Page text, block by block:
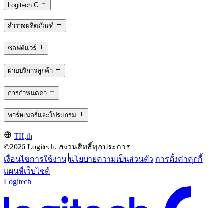
Logitech G
สำรวจผลิตภัณฑ์
ซอฟต์แวร์
ฝ่ายบริการลูกค้า
การกำหนดค่า
พาร์ทเนอร์และโปรแกรม
TH,th
©2026 Logitech. สงวนสิทธิ์ทุกประการ
เงื่อนไขการใช้งาน นโยบายความเป็นส่วนตัว การตั้งค่าคุกกี้
แผนที่เว็บไซต์
Logitech